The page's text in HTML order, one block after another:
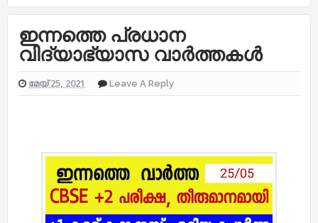
ഇന്നത്തെ പ്രധാന
വിദ്യാഭ്യാസ വാർത്തകൾ
മേയ് 25, 2021 Leave A Reply